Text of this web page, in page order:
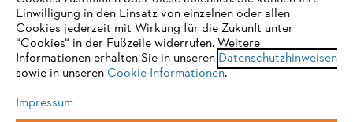
Rechtliche Informationen
STIHL VERTRIEBS AG, 8617 Mönchaltorf
Sie nutzen einen Browser, den wir noch nicht unterstützen. Für
eine optimale Nutzung unserer Seite empfehlen wir Ihnen, zu
einem der folgenden Browser zu wechseln:
Einwilligung in den Einsatz von einzelnen oder allen
Cookies jederzeit mit Wirkung für die Zukunft unter
“Cookies“ in der Fußzeile widerrufen. Weitere
Informationen erhalten Sie in unseren Datenschutzhinweisen
sowie in unseren Cookie Informationen.
Impressum